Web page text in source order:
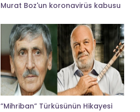
Murat Boz'un koronavirüs kabusu
”Mihriban” Türküsünün Hikayesi